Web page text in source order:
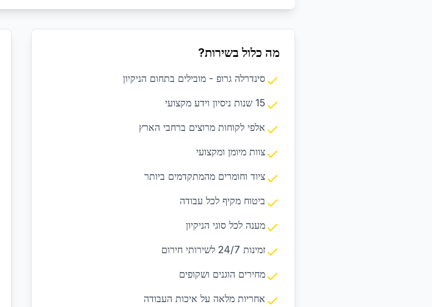
מה כלול בשירות?
סינדרלה גרופ - מובילים בתחום הניקיון
15 שנות ניסיון וידע מקצועי
אלפי לקוחות מרוצים ברחבי הארץ
צוות מיומן ומקצועי
ציוד וחומרים מהמתקדמים ביותר
ביטוח מקיף לכל עבודה
מענה לכל סוגי הניקיון
זמינות 24/7 לשירותי חירום
מחירים הוגנים ושקופים
אחריות מלאה על איכות העבודה